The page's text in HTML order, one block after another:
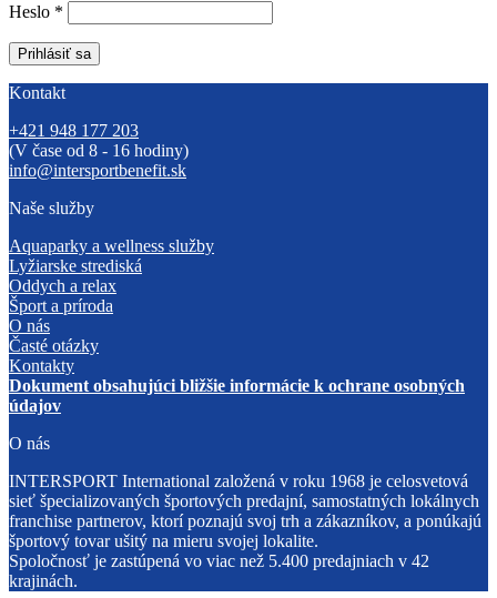
Heslo *
Prihlásiť sa
Kontakt
+421 948 177 203
(V čase od 8 - 16 hodiny)
info@intersportbenefit.sk
Naše služby
Aquaparky a wellness služby
Lyžiarske strediská
Oddych a relax
Šport a príroda
O nás
Časté otázky
Kontakty
Dokument obsahujúci bližšie informácie k ochrane osobných
údajov
O nás
INTERSPORT International založená v roku 1968 je celosvetová
sieť špecializovaných športových predajní, samostatných lokálnych
franchise partnerov, ktorí poznajú svoj trh a zákazníkov, a ponúkajú
športový tovar ušitý na mieru svojej lokalite.
Spoločnosť je zastúpená vo viac než 5.400 predajniach v 42
krajinách.